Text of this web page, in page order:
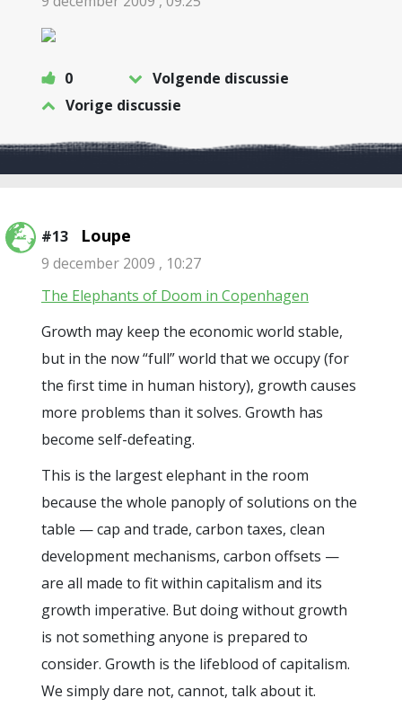
0
Volgende discussie
Vorige discussie
#13 Loupe
9 december 2009 , 10:27
The Elephants of Doom in Copenhagen
Growth may keep the economic world stable,
but in the now “full” world that we occupy (for
the first time in human history), growth causes
more problems than it solves. Growth has
become self-defeating.
This is the largest elephant in the room
because the whole panoply of solutions on the
table — cap and trade, carbon taxes, clean
development mechanisms, carbon offsets —
are all made to fit within capitalism and its
growth imperative. But doing without growth
is not something anyone is prepared to
consider. Growth is the lifeblood of capitalism.
We simply dare not, cannot, talk about it.